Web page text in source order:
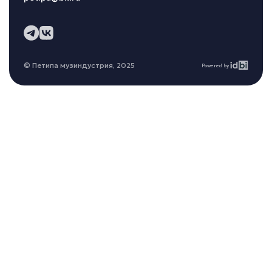
© Петипа музиндустрия, 2025 Powered by